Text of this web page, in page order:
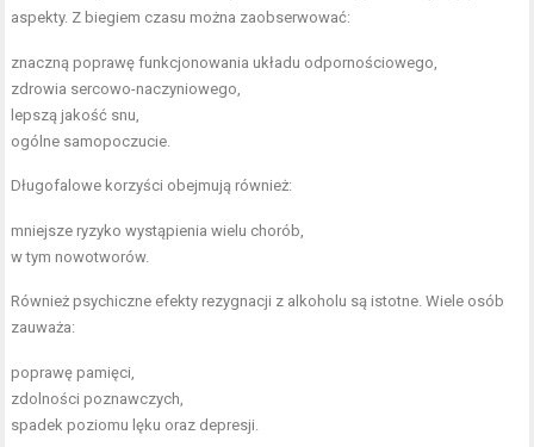
aspekty. Z biegiem czasu można zaobserwować:
znaczną poprawę funkcjonowania układu odpornościowego,
zdrowia sercowo-naczyniowego,
lepszą jakość snu,
ogólne samopoczucie.
Długofalowe korzyści obejmują również:
mniejsze ryzyko wystąpienia wielu chorób,
w tym nowotworów.
Również psychiczne efekty rezygnacji z alkoholu są istotne. Wiele osób
zauważa:
poprawę pamięci,
zdolności poznawczych,
spadek poziomu lęku oraz depresji.